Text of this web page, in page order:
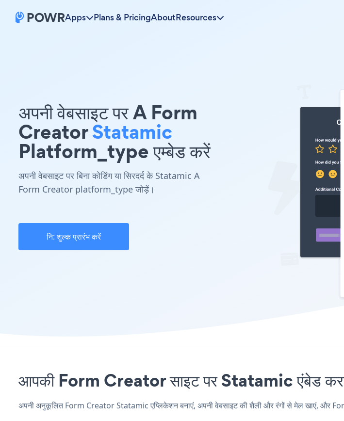
Apps Plans & PricingAboutResources
अपनी वेबसाइट पर A Form
CreatorStatamic
Platform_type एम्बेड करें
अपनी वेबसाइट पर बिना कोडिंग या सिरदर्द के Statamic A
Form Creator platform_type जोड़ें।
नि: शुल्क प्रारंभ करें
आपकी Form Creator साइट पर Statamic एंबेड
अपनी अनुकूलित Form Creator Statamic एप्लिकेशन बनाएं, अपनी वेबसाइट की शैली और रंगों से मेल खाएं, और